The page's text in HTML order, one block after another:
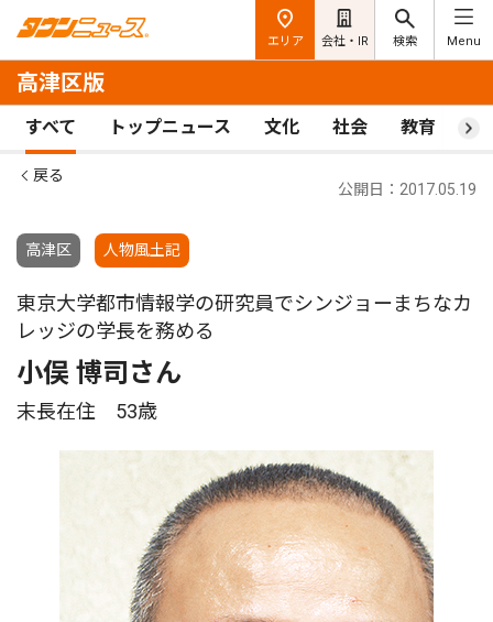
エリア 会社・IR 検索 Menu
高津区版
すべて トップニュース 文化 社会 教育 ス
戻る
高津区 人物風土記
公開日：2017.05.19
東京大学都市情報学の研究員でシンジョーまちなカ
レッジの学長を務める
小俣 博司さん
末長在住 53歳